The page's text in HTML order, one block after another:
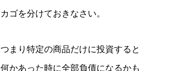
カゴを分けておきなさい。
つまり特定の商品だけに投資すると
何かあった時に全部負債になるかも